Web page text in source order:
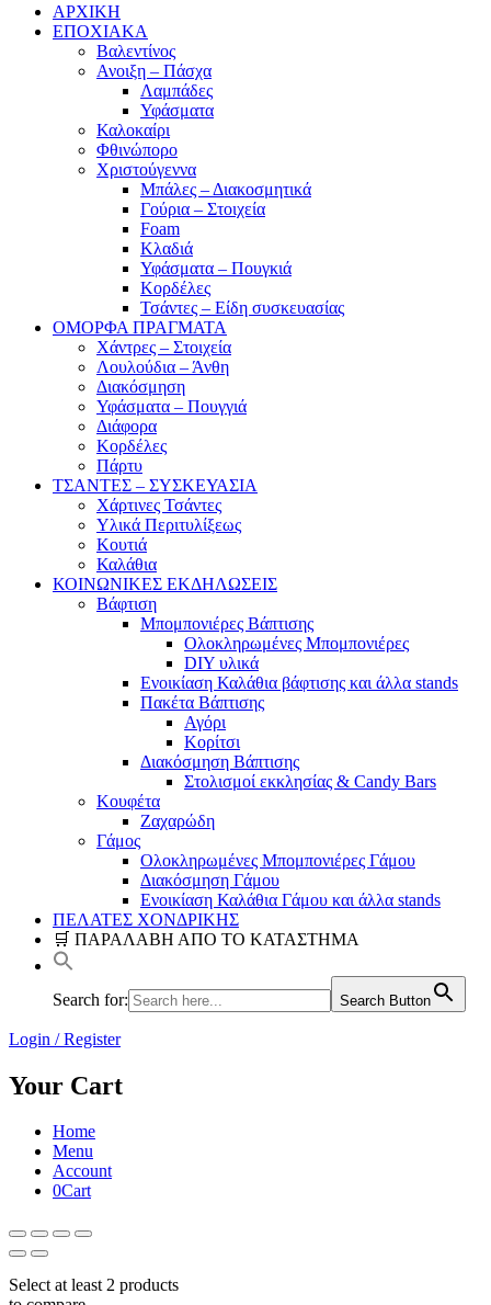
ΑΡΧΙΚΗ
ΕΠΟΧΙΑΚΑ
Βαλεντίνος
Ανοιξη – Πάσχα
Λαμπάδες
Υφάσματα
Καλοκαίρι
Φθινώπορο
Χριστούγεννα
Μπάλες – Διακοσμητικά
Γούρια – Στοιχεία
Foam
Κλαδιά
Υφάσματα – Πουγκιά
Κορδέλες
Τσάντες – Είδη συσκευασίας
ΟΜΟΡΦΑ ΠΡΑΓΜΑΤΑ
Χάντρες – Στοιχεία
Λουλούδια – Άνθη
Διακόσμηση
Υφάσματα – Πουγγιά
Διάφορα
Κορδέλες
Πάρτυ
ΤΣΑΝΤΕΣ – ΣΥΣΚΕΥΑΣΙΑ
Χάρτινες Τσάντες
Υλικά Περιτυλίξεως
Κουτιά
Καλάθια
ΚΟΙΝΩΝΙΚΕΣ ΕΚΔΗΛΩΣΕΙΣ
Βάφτιση
Μπομπονιέρες Βάπτισης
Ολοκληρωμένες Μπομπονιέρες
DIY υλικά
Ενοικίαση Καλάθια βάφτισης και άλλα stands
Πακέτα Βάπτισης
Αγόρι
Κορίτσι
Διακόσμηση Βάπτισης
Στολισμοί εκκλησίας & Candy Bars
Κουφέτα
Ζαχαρώδη
Γάμος
Ολοκληρωμένες Μπομπονιέρες Γάμου
Διακόσμηση Γάμου
Ενοικίαση Καλάθια Γάμου και άλλα stands
ΠΕΛΑΤΕΣ ΧΟΝΔΡΙΚΗΣ
🛒 ΠΑΡΑΛΑΒΗ ΑΠΟ ΤΟ ΚΑΤΑΣΤΗΜΑ
Search for: Search Button
Login / Register
Your Cart
Home
Menu
Account
0Cart
Select at least 2 products